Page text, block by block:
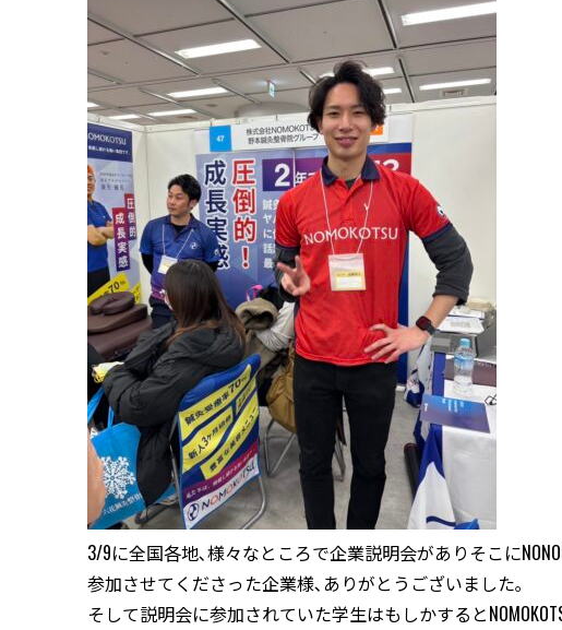
3/9に全国各地､様々なところで企業説明会がありそこに
参加させてくださった企業様､ありがとうございました｡
そして説明会に参加されていた学生はもしかすると